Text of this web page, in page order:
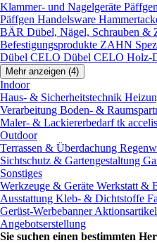
Klammer- und Nagelgeräte
Päffgen Handelsware
BÄR Dübel, Nägel, Schrauben &
Befestigungsprodukte ZAHN
Dübel CELO Dübel CELO Holz-
Mehr anzeigen (4)
Indoor
Haus- & Sicherheitstechnik
Verarbeitung Boden- &
Maler- & Lackiererbedarftk
Outdoor
Terrassen & Überdachung
Sichtschutz & Gartengestaltung
Sonstiges
Werkzeuge & Geräte Werkstatt &
Ausstattung Kleb- & Dichtstoffe
Gerüst-WerbebannerAktionsartikel
Angebotserstellung
Sie suchen einen bestimmten